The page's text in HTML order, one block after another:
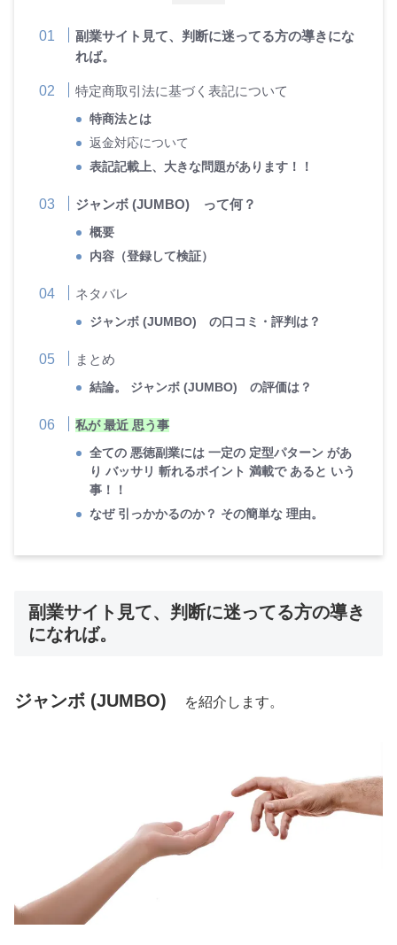
副業サイト見て、判断に迷ってる方の導きにな
れば。
特定商取引法に基づく表記について
特商法とは
返金対応について
表記記載上、大きな問題があります！！
ジャンボ (JUMBO) って何？
概要
内容（登録して検証）
ネタバレ
ジャンボ (JUMBO) の口コミ・評判は？
まとめ
結論。 ジャンボ (JUMBO) の評価は？
私が 最近 思う事
全ての 悪徳副業には 一定の 定型パターン があ
り バッサリ 斬れるポイント 満載で あると いう
事！！
なぜ 引っかかるのか？ その簡単な 理由。
副業サイト見て、判断に迷ってる方の導き
になれば。
ジャンボ (JUMBO) を紹介します。